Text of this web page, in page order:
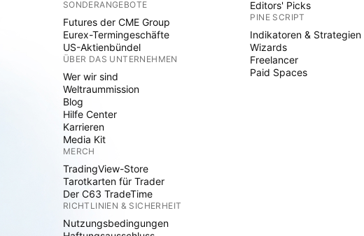
SONDERANGEBOTE
Futures der CME Group
Eurex-Termingeschäfte
US-Aktienbündel
ÜBER DAS UNTERNEHMEN
Wer wir sind
Weltraummission
Blog
Hilfe Center
Karrieren
Media Kit
MERCH
TradingView-Store
Tarotkarten für Trader
Der C63 TradeTime
RICHTLINIEN & SICHERHEIT
Nutzungsbedingungen
Editors' Picks
PINE SCRIPT
Indikatoren & Strategien
Wizards
Freelancer
Paid Spaces